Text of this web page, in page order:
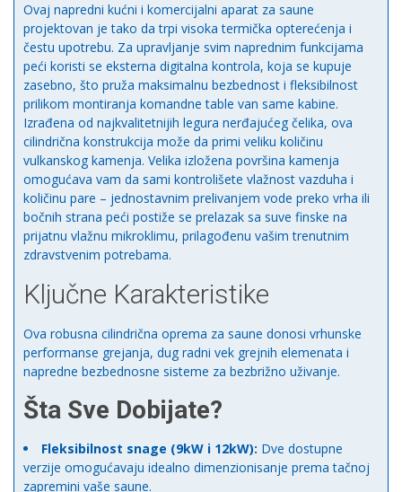
Ovaj napredni kućni i komercijalni aparat za saune
projektovan je tako da trpi visoka termička opterećenja i
čestu upotrebu. Za upravljanje svim naprednim funkcijama
peći koristi se eksterna digitalna kontrola, koja se kupuje
zasebno, što pruža maksimalnu bezbednost i fleksibilnost
prilikom montiranja komandne table van same kabine.
Izrađena od najkvalitetnijih legura nerđajućeg čelika, ova
cilindrična konstrukcija može da primi veliku količinu
vulkanskog kamenja. Velika izložena površina kamenja
omogućava vam da sami kontrolišete vlažnost vazduha i
količinu pare – jednostavnim prelivanjem vode preko vrha ili
bočnih strana peći postiže se prelazak sa suve finske na
prijatnu vlažnu mikroklimu, prilagođenu vašim trenutnim
zdravstvenim potrebama.
Ključne Karakteristike
Ova robusna cilindrična oprema za saune donosi vrhunske
performanse grejanja, dug radni vek grejnih elemenata i
napredne bezbednosne sisteme za bezbrižno uživanje.
Šta Sve Dobijate?
Fleksibilnost snage (9kW i 12kW): Dve dostupne
verzije omogućavaju idealno dimenzionisanje prema tačnoj
zapremini vaše saune.